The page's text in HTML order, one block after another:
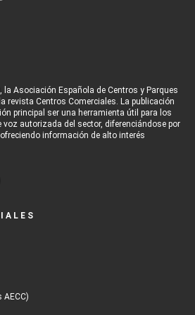
la Asociación Española de Centros y Parques
revista Centros Comerciales. La publicación
principal ser una herramienta útil para los
voz autorizada del sector, diferenciándose por
información de alto interés
AECC)